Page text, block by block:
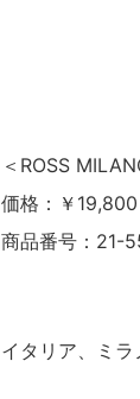
＜ROSS
価格：￥19,800
商品番号：21-
イタリア、ミラ